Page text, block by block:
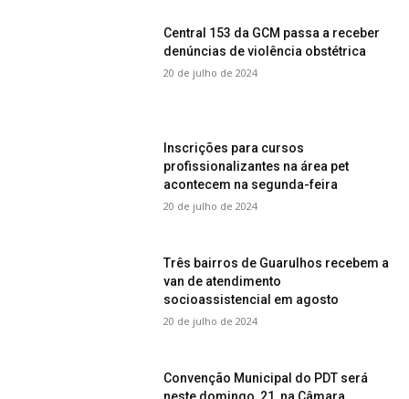
Central 153 da GCM passa a receber
denúncias de violência obstétrica
20 de julho de 2024
Inscrições para cursos
profissionalizantes na área pet
acontecem na segunda-feira
20 de julho de 2024
Três bairros de Guarulhos recebem a
van de atendimento
socioassistencial em agosto
20 de julho de 2024
Convenção Municipal do PDT será
neste domingo, 21, na Câmara